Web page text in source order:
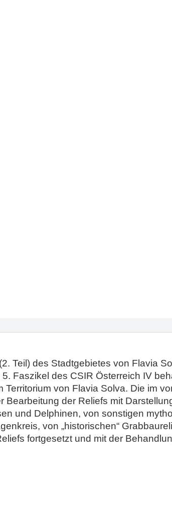
Teil) des Stadtgebietes von Flavia
Faszikel des CSIR Österreich IV
Territorium von Flavia Solva. Die im
Bearbeitung der Reliefs mit
und Delphinen, von sonstigen
von „historischen“
fortgesetzt und mit der